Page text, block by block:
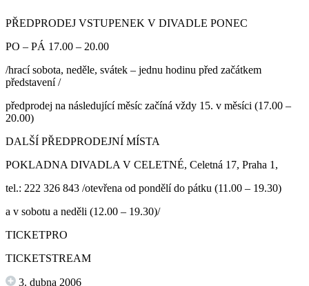
PŘEDPRODEJ VSTUPENEK V DIVADLE PONEC
PO – PÁ 17.00 – 20.00
/hrací sobota, neděle, svátek – jednu hodinu před začátkem
představení /
předprodej na následující měsíc začíná vždy 15. v měsíci (17.00 –
20.00)
DALŠÍ PŘEDPRODEJNÍ MÍSTA
POKLADNA DIVADLA V CELETNÉ, Celetná 17, Praha 1,
tel.: 222 326 843 /otevřena od pondělí do pátku (11.00 – 19.30)
a v sobotu a neděli (12.00 – 19.30)/
TICKETPRO
TICKETSTREAM
3. dubna 2006